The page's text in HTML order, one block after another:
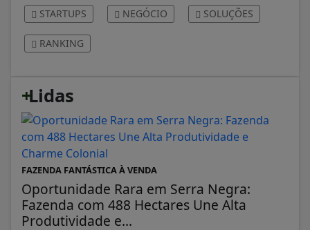
STARTUPS NEGÓCIO SOLUÇÕES
RANKING
+
Lidas
FAZENDA FANTÁSTICA À VENDA
Oportunidade Rara em Serra Negra:
Fazenda com 488 Hectares Une Alta
Produtividade e...